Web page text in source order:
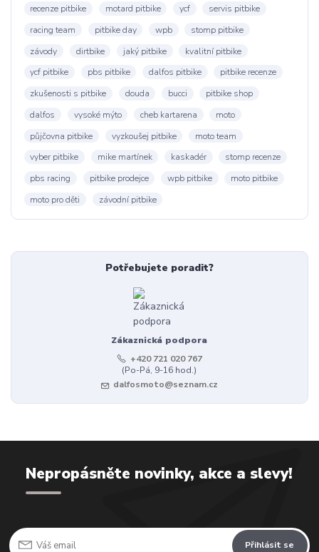
recenze pitbike motard pitbike ycf
servis pitbike
racing team
pitbike day wpb
stomp pitbike
závody
dirtbike jaký pitbike
kvalitní pitbike
ycf pitbike
pbs pitbike dalfos pitbike
pitbike recenze
zkušenosti s pitbike
douda bucci
pitbike shop
dalfos
vysoké mýto cheb kartarena
moto
půjčovna pitbike
vyzkoušej pitbike
moto team
vyber pitbike
mike martínek kaskadér
stomp recenze
pbs racing
pitbike prodejce wpb pitbike
moto pitbike
moto pro děti
závodní pitbike
Potřebujete poradit?
Zákaznická podpora
+420 721 020 767
(Po-Pá, 9-16 hod.)
dalfosmoto@seznam.cz
Nepropásněte novinky, akce a slevy!
Přihlásit se